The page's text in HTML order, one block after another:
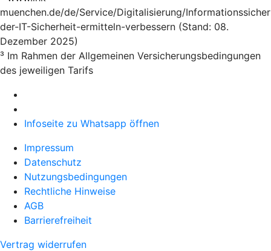
muenchen.de/de/Service/Digitalisierung/
der-IT-Sicherheit-ermitteln-verbessern (Stand: 08.
Dezember 2025)
³ Im Rahmen der Allgemeinen Versicherungsbedingungen
des jeweiligen Tarifs
Infoseite zu Whatsapp öffnen
Impressum
Datenschutz
Nutzungsbedingungen
Rechtliche Hinweise
AGB
Barrierefreiheit
Vertrag widerrufen